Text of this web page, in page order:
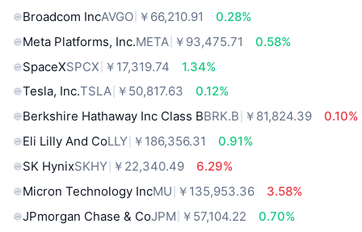
Broadcom IncAVGO ￥66,210.91
0.28%
Meta Platforms, Inc.META ￥93,475.71
0.58%
SpaceXSPCX ￥17,319.74
1.34%
Tesla, Inc.TSLA ￥50,817.63
0.12%
Berkshire Hathaway Inc Class BBRK.B ￥81,824.39
0.10%
Eli Lilly And CoLLY ￥186,356.31
0.91%
SK HynixSKHY ￥22,340.49
6.29%
Micron Technology IncMU ￥135,953.36
3.58%
JPmorgan Chase & CoJPM ￥57,104.22
0.70%